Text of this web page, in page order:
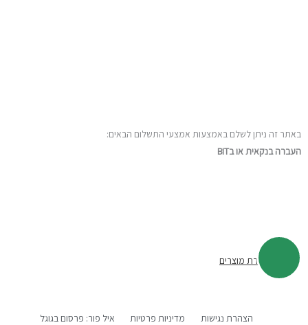
באתר זה ניתן לשלם באמצעות אמצעי התשלום הבאים:
העברה בנקאית או בBIT
מדיניות החזרת מוצרים
הצהרת נגישות מדיניות פרטיות איל פור: פרסום בגוגל